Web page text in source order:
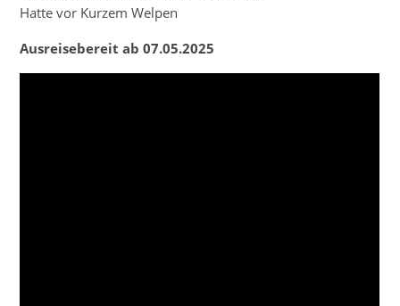
Hatte vor Kurzem Welpen
Ausreisebereit ab 07.05.2025